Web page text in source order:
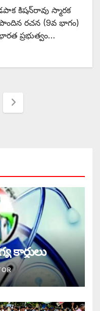
కిషన్‌రావు స్మారక
రచన (9వ భాగం)
ప్రభుత్వం…
కార్డులు